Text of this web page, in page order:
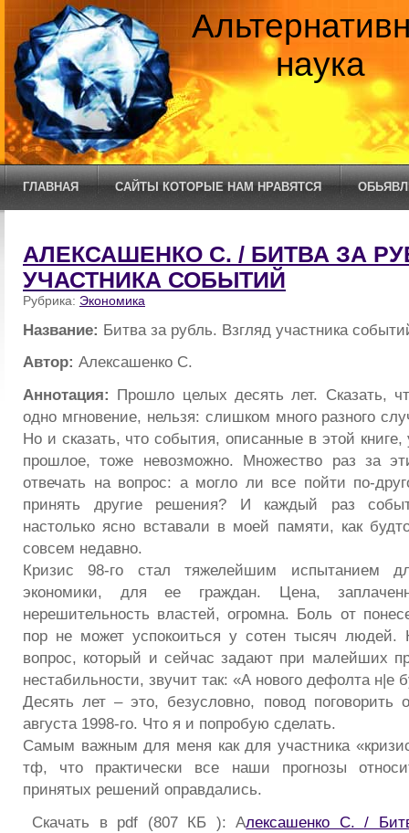
наука
ГЛАВНАЯ САЙТЫ КОТОРЫЕ НАМ НРАВЯТСЯ
АЛЕКСАШЕНКО С. / БИТВА ЗА
УЧАСТНИКА СОБЫТИЙ
Рубрика: Экономика
Название: Битва за рубль. Взгляд участника
Автор: Алексашенко С.
Аннотация: Прошло целых десять лет. Сказать,
одно мгновение, нельзя: слишком много разного
Но и сказать, что события, описанные в этой
прошлое, тоже невозможно. Множество раз за
отвечать на вопрос: а могло ли все пойти по-
принять другие решения? И каждый раз
настолько ясно вставали в моей памяти, как
совсем недавно.
Кризис 98-го стал тяжелейшим испытанием
экономики, для ее граждан. Цена,
нерешительность властей, огромна. Боль от
пор не может успокоиться у сотен тысяч людей.
вопрос, который и сейчас задают при малейших
нестабильности, звучит так: «А нового дефолта н|е
Десять лет – это, безусловно, повод поговорить
августа 1998-го. Что я и попробую сделать.
Самым важным для меня как для участника
тф, что практически все наши прогнозы
принятых решений оправдались.
Скачать в pdf (807 КБ ): Алексашенко С. /